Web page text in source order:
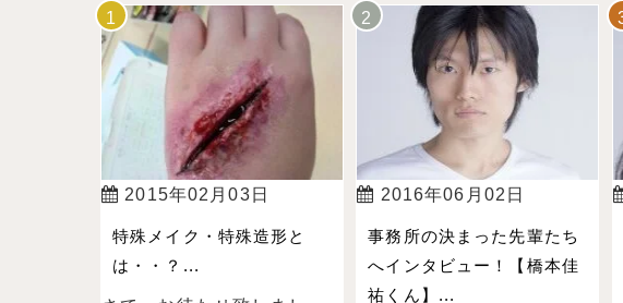
2015年02月03日
特殊メイク・特殊造形と
は・・？...
2016年06月02日
事務所の決まった先輩たち
へインタビュー！【橋本佳
祐くん】...